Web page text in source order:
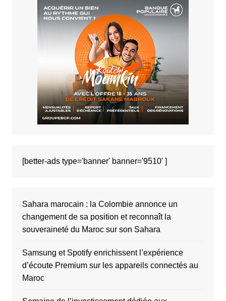
[better-ads type='banner' banner='9510' ]
Sahara marocain : la Colombie annonce un
changement de sa position et reconnaît la
souveraineté du Maroc sur son Sahara
Samsung et Spotify enrichissent l’expérience
d’écoute Premium sur les appareils connectés au
Maroc